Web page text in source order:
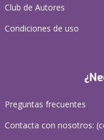
Club de Autores
Condiciones de uso
Preguntas frecuentes
Contacta con nosotros: (